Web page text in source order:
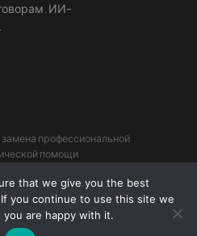
ИИ-
профессиональной
помощи
You Say
that we give you the best
you continue to use this site we
you are happy with it.